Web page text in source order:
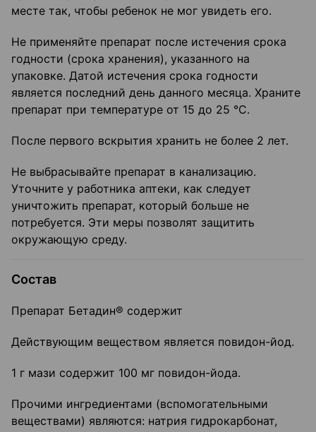
месте так, чтобы ребенок не мог увидеть его.
Не применяйте препарат после истечения срока
годности (срока хранения), указанного на
упаковке. Датой истечения срока годности
является последний день данного месяца. Храните
препарат при температуре от 15 до 25 °C.
После первого вскрытия хранить не более 2 лет.
Не выбрасывайте препарат в канализацию.
Уточните у работника аптеки, как следует
уничтожить препарат, который больше не
потребуется. Эти меры позволят защитить
окружающую среду.
Состав
Препарат Бетадин® содержит
Действующим веществом является повидон-йод.
1 г мази содержит 100 мг повидон-йода.
Прочими ингредиентами (вспомогательными
веществами) являются: натрия гидрокарбонат,